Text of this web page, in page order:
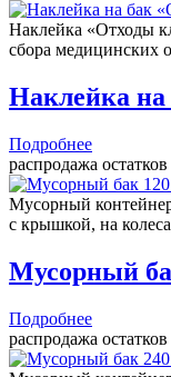
Наклейка «Отходы
сбора медицинских
Наклейка на
Подробнее
распродажа остатков
Мусорный
с крышкой, на
Мусорный
Подробнее
распродажа остатков